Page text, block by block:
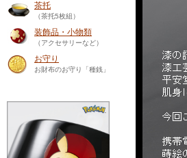
茶托
（茶托5枚組）
装飾品・小物類
（アクセサリーなど）
お守り
お財布のお守り「種銭」